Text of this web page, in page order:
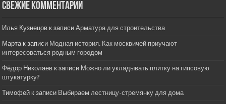
Свежие комментарии
Илья Кузнецов к записиАрматура для строительства
Мартак записи Модная история. Как москвичей приучают
интересоваться родным городом
Фёдор Николаев к записи Можно ли укладывать плитку на гипсовую
штукатурку?
Тимофей к записи Выбираем лестницу-стремянку для дома